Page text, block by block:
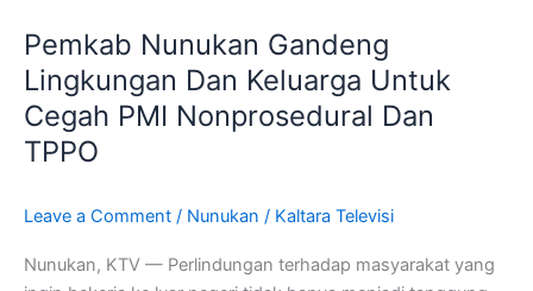
Pemkab Nunukan Gandeng
Lingkungan Dan Keluarga Untuk
Cegah PMI Nonprosedural Dan
TPPO
Leave a Comment / Nunukan / Kaltara Televisi
Nunukan, KTV — Perlindungan terhadap masyarakat yang
Gandeng
Lingkungan
Dan
Keluarga
Untuk
PMI
Dan